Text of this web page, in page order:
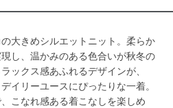
大きめシルエットニット。柔らか
し、温かみのある色合いが秋冬の
ックス感あふれるデザインが、
イリーユースにぴったりな一着。
こなれ感ある着こなしを楽しめ